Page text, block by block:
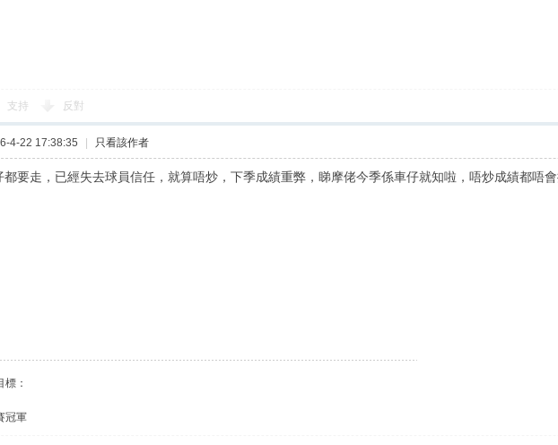
支持 反對
4-22 17:38:35 只看該作者
都要走，已經失去球員信任，就算唔炒，下季成績重弊，睇摩佬今季係車仔就知啦，唔炒成績都唔
：
冠軍